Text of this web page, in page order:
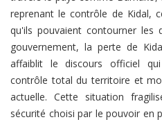
reprenant le contrôle de Kidal,
qu'ils pouvaient contourner les
gouvernement, la perte de
affaiblit le discours officiel
contrôle total du territoire et
actuelle. Cette situation
sécurité choisi par le pouvoir en